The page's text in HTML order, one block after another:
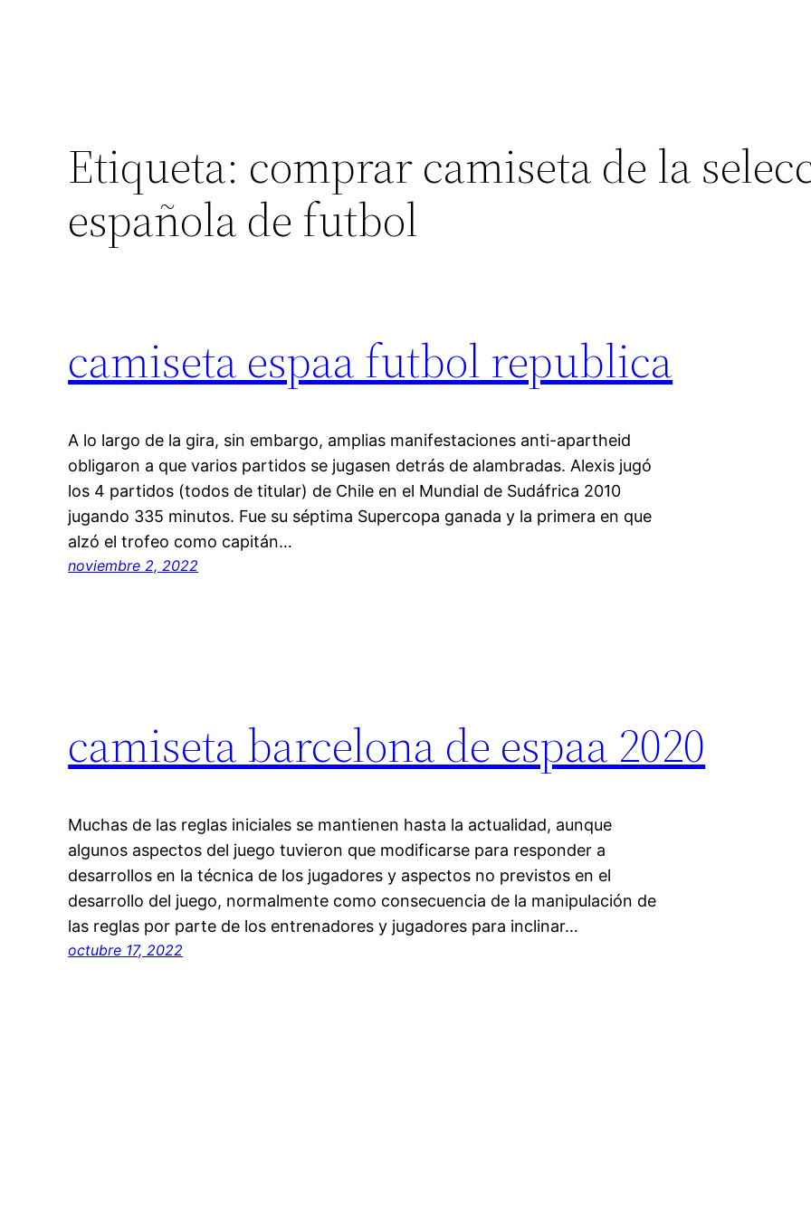
Etiqueta: comprar camiseta de la
española de futbol
camiseta espaa futbol republica
A lo largo de la gira, sin embargo, amplias manifestaciones anti-apartheid
obligaron a que varios partidos se jugasen detrás de alambradas. Alexis jugó
los 4 partidos (todos de titular) de Chile en el Mundial de Sudáfrica 2010
jugando 335 minutos. Fue su séptima Supercopa ganada y la primera en que
alzó el trofeo como capitán…
noviembre 2, 2022
camiseta barcelona de espaa 2020
Muchas de las reglas iniciales se mantienen hasta la actualidad, aunque
algunos aspectos del juego tuvieron que modificarse para responder a
desarrollos en la técnica de los jugadores y aspectos no previstos en el
desarrollo del juego, normalmente como consecuencia de la manipulación de
las reglas por parte de los entrenadores y jugadores para inclinar…
octubre 17, 2022